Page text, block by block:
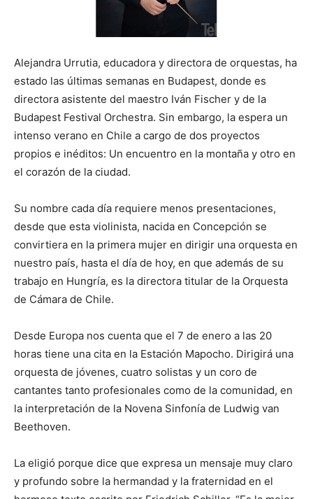
Alejandra Urrutia, educadora y directora de orquestas, ha
estado las últimas semanas en Budapest, donde es
directora asistente del maestro Iván Fischer y de la
Budapest Festival Orchestra. Sin embargo, la espera un
intenso verano en Chile a cargo de dos proyectos
propios e inéditos: Un encuentro en la montaña y otro en
el corazón de la ciudad.
Su nombre cada día requiere menos presentaciones,
desde que esta violinista, nacida en Concepción se
convirtiera en la primera mujer en dirigir una orquesta en
nuestro país, hasta el día de hoy, en que además de su
trabajo en Hungría, es la directora titular de la Orquesta
de Cámara de Chile.
Desde Europa nos cuenta que el 7 de enero a las 20
horas tiene una cita en la Estación Mapocho. Dirigirá una
orquesta de jóvenes, cuatro solistas y un coro de
cantantes tanto profesionales como de la comunidad, en
la interpretación de la Novena Sinfonía de Ludwig van
Beethoven.
La eligió porque dice que expresa un mensaje muy claro
y profundo sobre la hermandad y la fraternidad en el